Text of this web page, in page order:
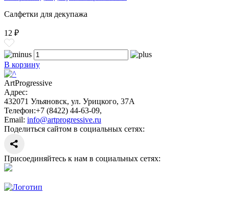
Салфетки для декупажа
12 ₽
В корзину
ArtProgressive
Адрес:
432071 Ульяновск, ул. Урицкого, 37А
Телефон:+7 (8422) 44-63-09,
Email: info@artprogressive.ru
Поделиться сайтом в социальных сетях:
Присоединяйтесь к нам в социальных сетях: